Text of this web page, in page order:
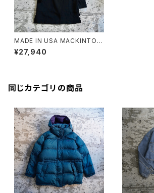
MADE IN USA MACKINTOS
H DUFFLE COAT
¥27,940
同じカテゴリの商品